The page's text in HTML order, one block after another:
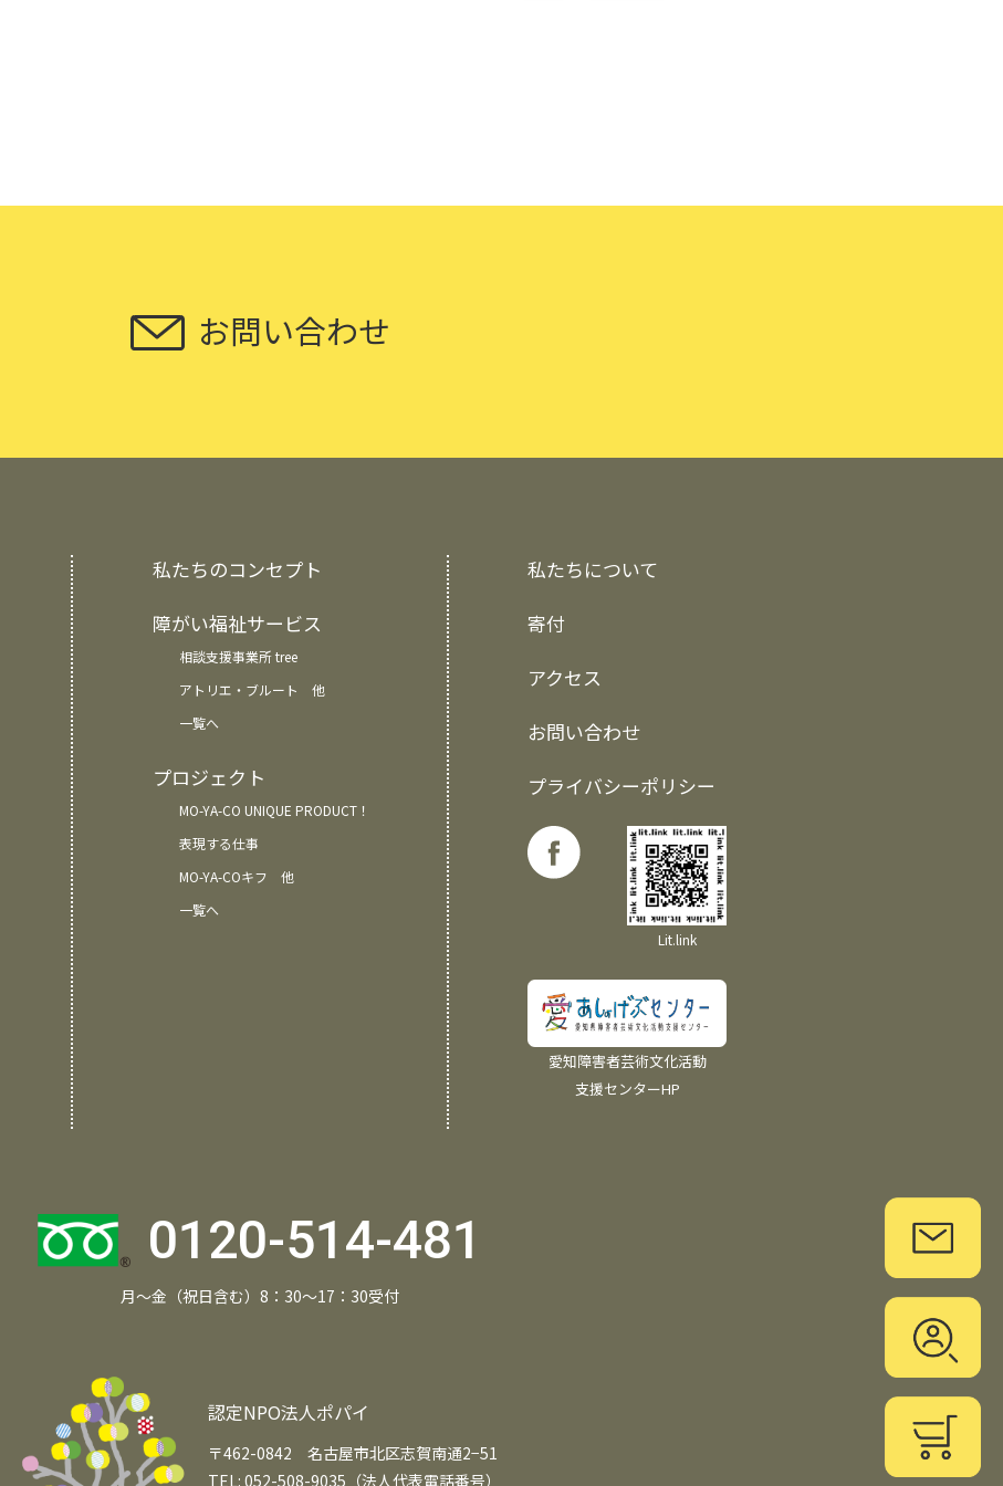
お問い合わせ
私たちのコンセプト
障がい福祉サービス
相談支援事業所 tree
アトリエ・ブルート 他
一覧へ
プロジェクト
MO-YA-CO UNIQUE PRODUCT！
表現する仕事
MO-YA-COキフ 他
一覧へ
私たちについて
寄付
アクセス
お問い合わせ
プライバシーポリシー
Lit.link
愛知障害者芸術文化活動
支援センターHP
0120-514-481
月～金（祝日含む）8：30～17：30受付
認定NPO法人ポパイ
〒462-0842 名古屋市北区志賀南通2−51
TEL: 052-508-9035（法人代表電話番号）